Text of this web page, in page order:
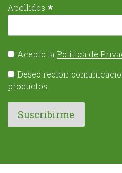
Apellidos *
Acepto la Política de
Deseo recibir
productos